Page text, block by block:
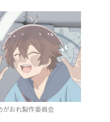
おれ製作委員会